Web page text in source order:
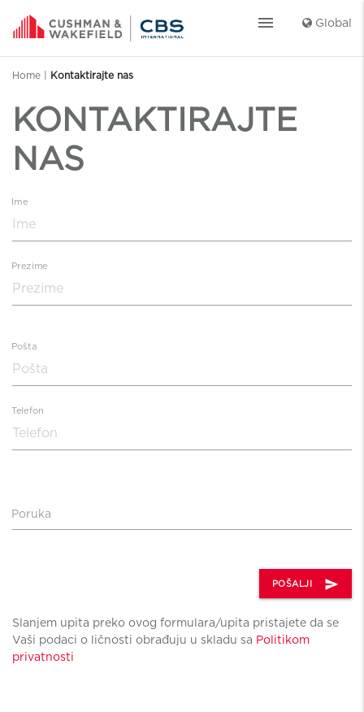
menu Global
Home Kontaktirajte nas
KONTAKTIRAJTE
NAS
Ime
Prezime
Pošta
Telefon
Poruka
POŠALJI send
Slanjem upita preko ovog formulara/upita pristajete da se
Vaši podaci o ličnosti obrađuju u skladu sa Politikom
privatnosti